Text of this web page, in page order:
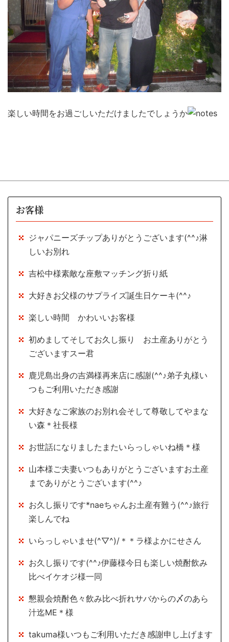
楽しい時間をお過ごしいただけましたでしょうか
お客様
ジャパニーズチップありがとうございます(^^♪淋
しいお別れ
吉松中様素敵な座敷マッチング折り紙
大好きお父様のサプライズ誕生日ケーキ(^^♪
楽しい時間 かわいいお客様
初めましてそしてお久し振り お土産ありがとう
ございますスー君
鹿児島出身の吉満様再来店に感謝(^^♪弟子丸様い
つもご利用いただき感謝
大好きなご家族のお別れ会そして尊敬してやまな
い森＊社長様
お世話になりましたまたいらっしゃいね橋＊様
山本様ご夫妻いつもありがとうございますお土産
までありがとうございます(^^♪
お久し振りです*naeちゃんお土産有難う(^^♪旅行
楽しんでね
いらっしゃいませ(^▽^)/＊＊ラ様よかにせさん
お久し振りです(^^♪伊藤様今日も楽しい焼酎飲み
比べイケオジ様一同
懇親会焼酎色々飲み比べ折れサバからの〆のあら
汁迄ME＊様
takuma様いつもご利用いただき感謝申し上げます